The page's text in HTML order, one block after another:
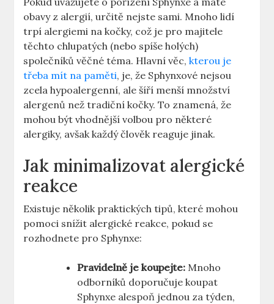
obavy z alergií, určitě nejste sami. Mnoho lidí
trpí alergiemi na kočky, což je pro majitele
těchto chlupatých (nebo spíše holých)
společníků věčné téma. Hlavní věc,kterou je
třeba mít na paměti, je, že Sphynxové nejsou
zcela hypoalergenní, ale šíří menší množství
alergenů než tradiční kočky. To znamená, že
mohou být vhodnější volbou pro některé
alergiky, avšak každý člověk reaguje jinak.
Jak minimalizovat alergické
reakce
Existuje několik praktických tipů, které mohou
pomoci snížit alergické reakce, pokud se
rozhodnete pro Sphynxe:
Pravidelně je koupejte: Mnoho
odborníků doporučuje koupat
Sphynxe alespoň jednou za týden,